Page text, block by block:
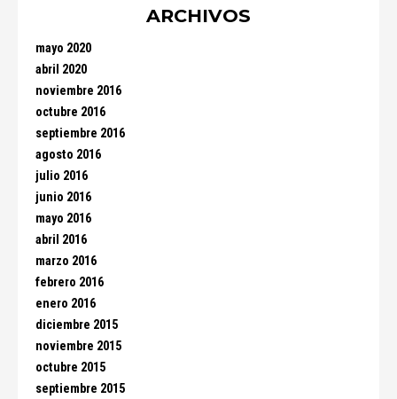
ARCHIVOS
mayo 2020
abril 2020
noviembre 2016
octubre 2016
septiembre 2016
agosto 2016
julio 2016
junio 2016
mayo 2016
abril 2016
marzo 2016
febrero 2016
enero 2016
diciembre 2015
noviembre 2015
octubre 2015
septiembre 2015